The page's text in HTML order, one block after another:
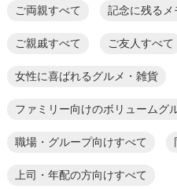
ご両親すべて 記念に残るメ
ご親戚すべて ご友人すべて
女性に喜ばれるグルメ・雑貨
ファミリー向けのボリュームグ
職場・グループ向けすべて
上司・年配の方向けすべて